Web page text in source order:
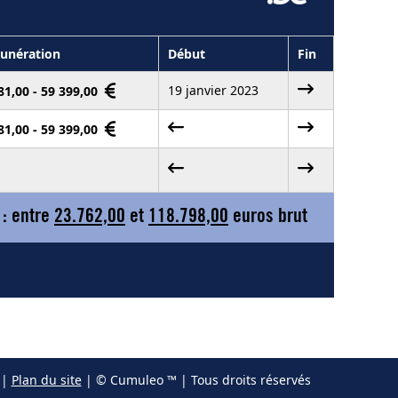
Début Fin
- 59 399,00 19 janvier 2023
- 59 399,00
entre 23.762,00 et 118.798,00 euros brut
Plan du site| © Cumuleo ™ | Tous droits réservés